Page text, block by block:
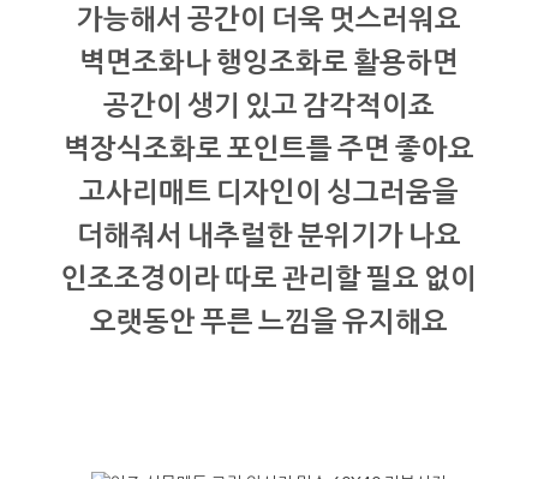
가능해서 공간이 더욱 멋스러워요
벽면조화나 행잉조화로 활용하면
공간이 생기 있고 감각적이죠
벽장식조화로 포인트를 주면 좋아요
고사리매트 디자인이 싱그러움을
더해줘서 내추럴한 분위기가 나요
인조조경이라 따로 관리할 필요 없이
오랫동안 푸른 느낌을 유지해요